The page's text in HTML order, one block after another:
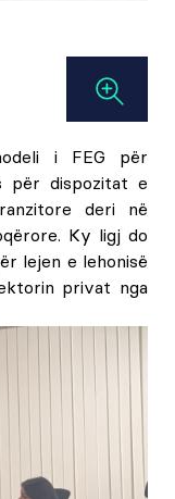
i FEG për
për dispozitat e
deri në
Ky ligj do
lejen e lehonisë
privat nga